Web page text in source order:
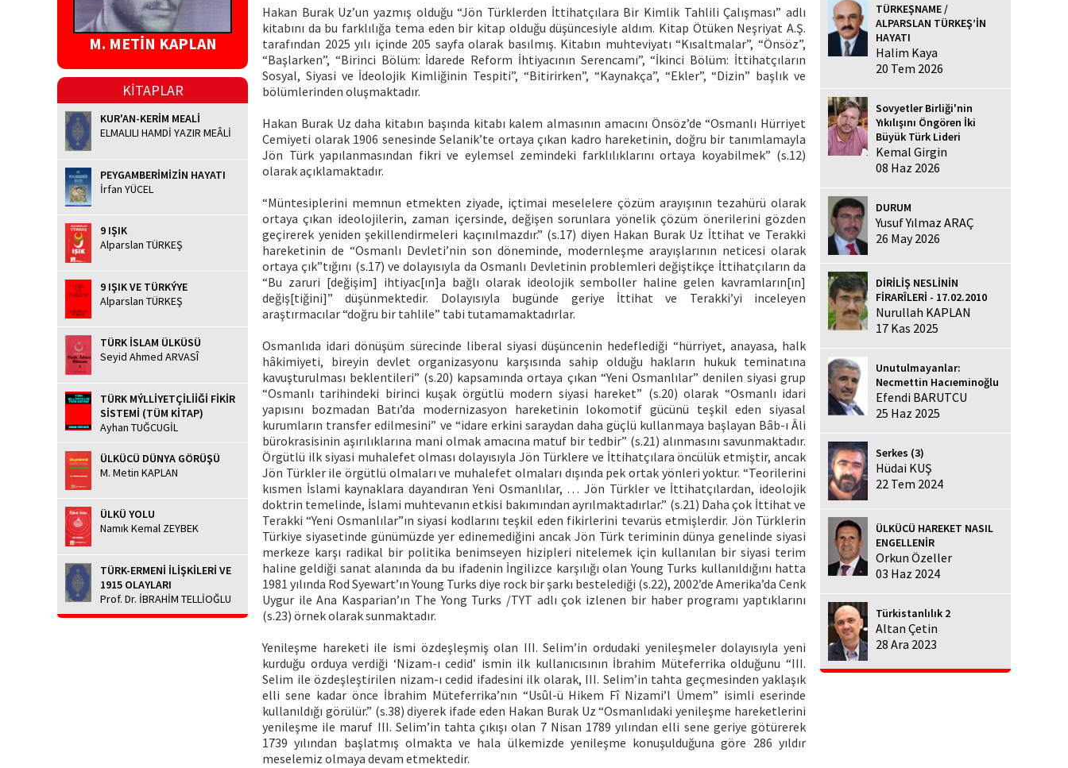
M. METİN KAPLAN
KİTAPLAR
KUR'AN-KERİM MEALİ
ELMALILI HAMDİ YAZIR MEÂLİ
PEYGAMBERİMİZİN HAYATI
İrfan YÜCEL
9 IŞIK
Alparslan TÜRKEŞ
9 IŞIK VE TÜRKÝYE
Alparslan TÜRKEŞ
TÜRK İSLAM ÜLKÜSÜ
Seyid Ahmed ARVASÎ
TÜRK MÝLLİYETÇİLİİĞİ FİKİR
SİSTEMİ (TÜM KİTAP)
Ayhan TUĞCUGİL
ÜLKÜCÜ DÜNYA GÖRÜŞÜ
M. Metin KAPLAN
ÜLKÜ YOLU
Namık Kemal ZEYBEK
TÜRK-ERMENİ İLİŞKİLERİ VE
1915 OLAYLARI
Prof. Dr. İBRAHİM TELLİOĞLU
Hakan Burak Uz’un yazmış olduğu “Jön Türklerden İttihatçılara Bir Kimlik Tahlili Çalışması” adlı
kitabını da bu farklılığa tema eden bir kitap olduğu düşüncesiyle aldım. Kitap Ötüken Neşriyat A.Ş.
tarafından 2025 yılı içinde 205 sayfa olarak basılmış. Kitabın muhteviyatı “Kısaltmalar”, “Önsöz”,
“Başlarken”, “Birinci Bölüm: İdarede Reform İhtiyacının Serencamı”, “İkinci Bölüm: İttihatçıların
Sosyal, Siyasi ve İdeolojik Kimliğinin Tespiti”, “Bitirirken”, “Kaynakça”, “Ekler”, “Dizin” başlık ve
bölümlerinden oluşmaktadır.
Hakan Burak Uz daha kitabın başında kitabı kalem almasının amacını Önsöz’de “Osmanlı Hürriyet
Cemiyeti olarak 1906 senesinde Selanik’te ortaya çıkan kadro hareketinin, doğru bir tanımlamayla
Jön Türk yapılanmasından fikri ve eylemsel zemindeki farklılıklarını ortaya koyabilmek” (s.12)
olarak açıklamaktadır.
“Müntesiplerini memnun etmekten ziyade, içtimai meselelere çözüm arayışının tezahürü olarak
ortaya çıkan ideolojilerin, zaman içersinde, değişen sorunlara yönelik çözüm önerilerini gözden
geçirerek yeniden şekillendirmeleri kaçınılmazdır.” (s.17) diyen Hakan Burak Uz İttihat ve Terakki
hareketinin de “Osmanlı Devleti’nin son döneminde, modernleşme arayışlarının neticesi olarak
ortaya çık”tığını (s.17) ve dolayısıyla da Osmanlı Devletinin problemleri değiştikçe İttihatçıların da
“Bu zaruri [değişim] ihtiyac[ın]a bağlı olarak ideolojik semboller haline gelen kavramların[ın]
değiş[tiğini]” düşünmektedir. Dolayısıyla bugünde geriye İttihat ve Terakki’yi inceleyen
araştırmacılar “doğru bir tahlile” tabi tutamamaktadırlar.
Osmanlıda idari dönüşüm sürecinde liberal siyasi düşüncenin hedeflediği “hürriyet, anayasa, halk
hâkimiyeti, bireyin devlet organizasyonu karşısında sahip olduğu hakların hukuk teminatına
kavuşturulması beklentileri” (s.20) kapsamında ortaya çıkan “Yeni Osmanlılar” denilen siyasi grup
“Osmanlı tarihindeki birinci kuşak örgütlü modern siyasi hareket” (s.20) olarak “Osmanlı idari
yapısını bozmadan Batı’da modernizasyon hareketinin lokomotif gücünü teşkil eden siyasal
kurumların transfer edilmesini” ve “idare erkini saraydan daha güçlü kullanmaya başlayan Bâb-ı Âli
bürokrasisinin aşırılıklarına mani olmak amacına matuf bir tedbir” (s.21) alınmasını savunmaktadır.
Örgütlü ilk siyasi muhalefet olması dolayısıyla Jön Türklere ve İttihatçılara öncülük etmiştir, ancak
Jön Türkler ile örgütlü olmaları ve muhalefet olmaları dışında pek ortak yönleri yoktur. “Teorilerini
kısmen İslami kaynaklara dayandıran Yeni Osmanlılar, … Jön Türkler ve İttihatçılardan, ideolojik
doktrin temelinde, İslami muhtevanın etkisi bakımından ayrılmaktadırlar.” (s.21) Daha çok İttihat ve
Terakki “Yeni Osmanlılar”ın siyasi kodlarını teşkil eden fikirlerini tevarüs etmişlerdir. Jön Türklerin
Türkiye siyasetinde günümüzde yer edinemediğini ancak Jön Türk teriminin dünya genelinde siyasi
merkeze karşı radikal bir politika benimseyen hizipleri nitelemek için kullanılan bir siyasi terim
haline geldiği sanat alanında da bu ifadenin İngilizce karşılığı olan Young Turks kullanıldığını hatta
1981 yılında Rod Syewart’ın Young Turks diye rock bir şarkı bestelediği (s.22), 2002’de Amerika’da Cenk
Uygur ile Ana Kasparian’ın The Yong Turks /TYT adlı çok izlenen bir haber programı yaptıklarını
(s.23) örnek olarak sunmaktadır.
Yenileşme hareketi ile ismi özdeşleşmiş olan III. Selim’in ordudaki yenileşmeler dolayısıyla yeni
kurduğu orduya verdiği ‘Nizam-ı cedid’ ismin ilk kullanıcısının İbrahim Müteferrika olduğunu “III.
Selim ile özdeşleştirilen nizam-ı cedid ifadesini ilk olarak, III. Selim’in tahta geçmesinden yaklaşık
elli sene kadar önce İbrahim Müteferrika’nın “Usûl-ü Hikem Fî Nizami’l Ümem” isimli eserinde
kullanıldığı görülür.” (s.38) diyerek ifade eden Hakan Burak Uz “Osmanlıdaki yenileşme hareketlerini
yenileşme ile maruf III. Selim’in tahta çıkışı olan 7 Nisan 1789 yılından elli sene geriye götürerek
1739 yılından başlatmış olmakta ve hala ülkemizde yenileşme konuşulduğuna göre 286 yıldır
meselemiz olmaya devam etmektedir.
TÜRKEŞNAME /
ALPARSLAN TÜRKEŞ’İN
HAYATI
Halim Kaya
20 Tem 2026
Sovyetler Birliği'nin
Yıkılışını Öngören İki
Büyük Türk Lideri
Kemal Girgin
08 Haz 2026
DURUM
Yusuf Yılmaz ARAÇ
26 May 2026
DİRİLİŞ NESLİNİN
FİRARÎLERİ - 17.02.2010
Nurullah KAPLAN
17 Kas 2025
Unutulmayanlar:
Necmettin Hacıeminoğlu
Efendi BARUTCU
25 Haz 2025
Serkes (3)
Hüdai KUŞ
22 Tem 2024
ÜLKÜCÜ HAREKET NASIL
ENGELLENİR
Orkun Özeller
03 Haz 2024
Türkistanlılık 2
Altan Çetin
28 Ara 2023